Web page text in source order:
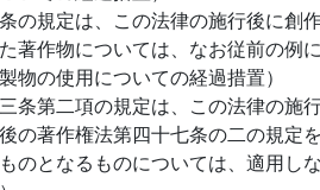
の規定は、この法律の施行後に創
著作物については、なお従前の例に
物の使用についての経過措置）
条第二項の規定は、この法律の施
の著作権法第四十七条の二の規定
のとなるものについては、適用しな